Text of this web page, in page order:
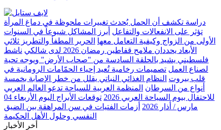
دراسة تكشف أن الحمل يُحدث تغييرات ملحوظة في دماغ المرأة
تؤثر على الانفعالات والتفاعل أبرز المشاكل شيوعاً في السنوات
الأولى من الزواج وكيفية التعامل معها الحرير المطفأ والتطريز ثلاثي
الأبعاد يحددان ملامح قفاطين رمضان 2026 لدى شالكي
ناشط
فلسطيني يشيد بالحلقة السادسة من "صحاب الأرض" ويوجه تحية
لصناع العمل تصميمات رخامية تُعيد إحياء الحمّامات الرومانية في
قلب بيروت النظام الغذائي النباتي يقلل من خطر الإصابة بخمسة
أنواع من السرطان المنظمة العربية للسياحة تدعو العالم العربي
للاحتفال بيوم السياحة العربي 2026
توقعات الأبراج اليوم الأربعاء 04
مارس / أذار 2026
أزمات الفتيات في سن المراهقة بين الضيق
النفسي وحلول الأهل الحكيمة
أخر الأخبار